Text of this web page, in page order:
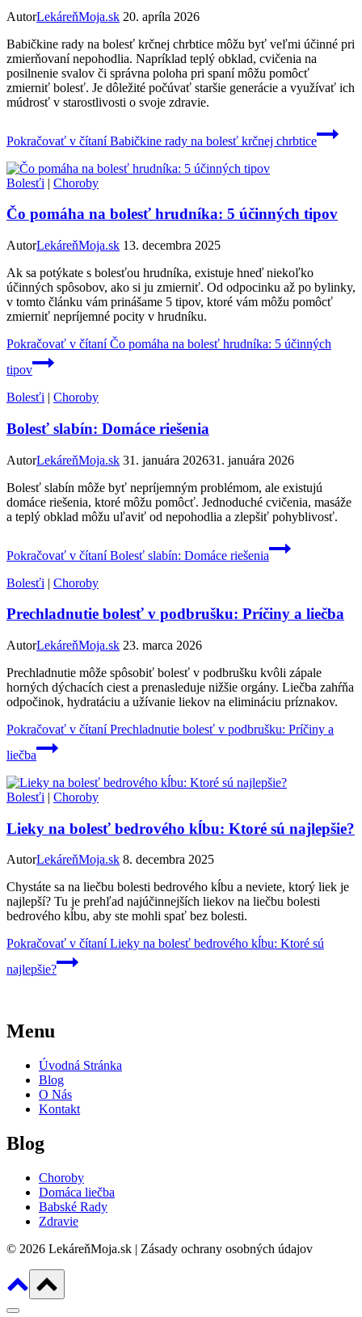
AutorLekáreňMoja.sk 20. apríla 2026
Babičkine rady na bolesť krčnej chrbtice môžu byť veľmi účinné pri
zmierňovaní nepohodlia. Napríklad teplý obklad, cvičenia na
posilnenie svalov či správna poloha pri spaní môžu pomôcť
zmierniť bolesť. Je dôležité počúvať staršie generácie a využívať ich
múdrosť v starostlivosti o svoje zdravie.
Pokračovať v čítaníBabičkine rady na bolesť krčnej chrbtice
Bolesťi | Choroby
Čo pomáha na bolesť hrudníka: 5 účinných tipov
AutorLekáreňMoja.sk 13. decembra 2025
Ak sa potýkate s bolesťou hrudníka, existuje hneď niekoľko
účinných spôsobov, ako si ju zmierniť. Od odpocinku až po bylinky,
v tomto článku vám prinášame 5 tipov, ktoré vám môžu pomôcť
zmierniť nepríjemné pocity v hrudníku.
Pokračovať v čítaníČo pomáha na bolesť hrudníka: 5 účinných
tipov
Bolesťi | Choroby
Bolesť slabín: Domáce riešenia
AutorLekáreňMoja.sk 31. januára 202631. januára 2026
Bolesť slabín môže byť nepríjemným problémom, ale existujú
domáce riešenia, ktoré môžu pomôcť. Jednoduché cvičenia, masáže
a teplý obklad môžu uľaviť od nepohodlia a zlepšiť pohyblivosť.
Pokračovať v čítaníBolesť slabín: Domáce riešenia
Bolesťi | Choroby
Prechladnutie bolesť v podbrušku: Príčiny a liečba
AutorLekáreňMoja.sk 23. marca 2026
Prechladnutie môže spôsobiť bolesť v podbrušku kvôli zápale
horných dýchacích ciest a prenasleduje nižšie orgány. Liečba zahŕňa
odpočinok, hydratáciu a užívanie liekov na elimináciu príznakov.
Pokračovať v čítaníPrechladnutie bolesť v podbrušku: Príčiny a
liečba
Bolesťi | Choroby
Lieky na bolesť bedrového kĺbu: Ktoré sú najlepšie?
AutorLekáreňMoja.sk 8. decembra 2025
Chystáte sa na liečbu bolesti bedrového kĺbu a neviete, ktorý liek je
najlepší? Tu je prehľad najúčinnejších liekov na liečbu bolesti
bedrového kĺbu, aby ste mohli spať bez bolesti.
Pokračovať v čítaníLieky na bolesť bedrového kĺbu: Ktoré sú
najlepšie?
Menu
Úvodná Stránka
Blog
O Nás
Kontakt
Blog
Choroby
Domáca liečba
Babské Rady
Zdravie
© 2026 LekáreňMoja.sk | Zásady ochrany osobných údajov